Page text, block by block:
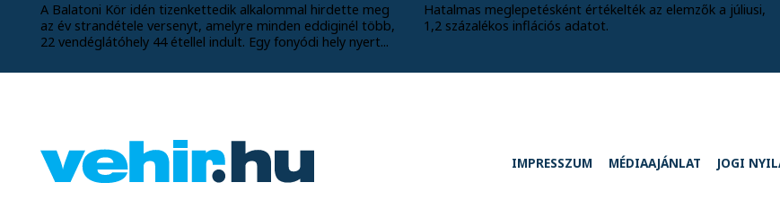
A Balatoni Kör idén tizenkettedik alkalommal hirdette meg
az év strandétele versenyt, amelyre minden eddiginél több,
22 vendéglátóhely 44 étellel indult. Egy fonyódi hely nyert...
Hatalmas meglepetésként értékelték az elemzők a júliusi,
1,2 százalékos inflációs adatot.
IMPRESSZUM MÉDIAAJÁNLAT JOGI